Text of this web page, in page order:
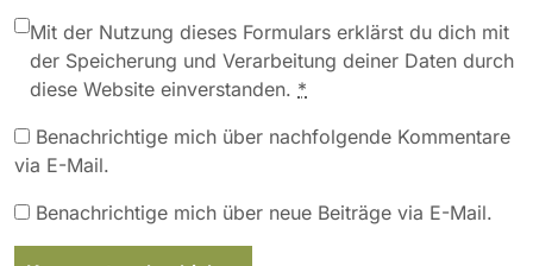
Mit der Nutzung dieses Formulars erklärst du dich mit
der Speicherung und Verarbeitung deiner Daten durch
diese Website einverstanden. *
Benachrichtige mich über nachfolgende Kommentare
via E-Mail.
Benachrichtige mich über neue Beiträge via E-Mail.